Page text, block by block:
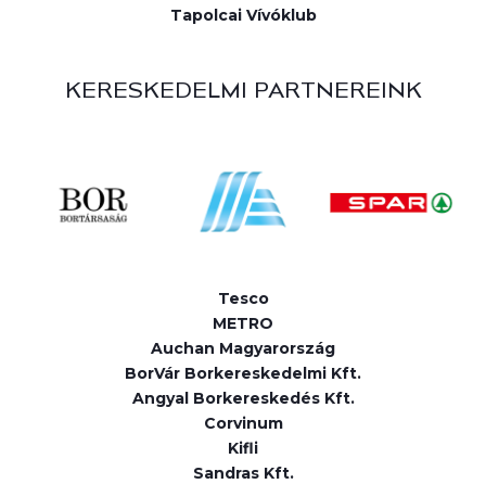
Tapolcai Vívóklub
KERESKEDELMI PARTNEREINK
Tesco
METRO
Auchan Magyarország
BorVár Borkereskedelmi Kft.
Angyal Borkereskedés Kft.
Corvinum
Kifli
Sandras Kft.